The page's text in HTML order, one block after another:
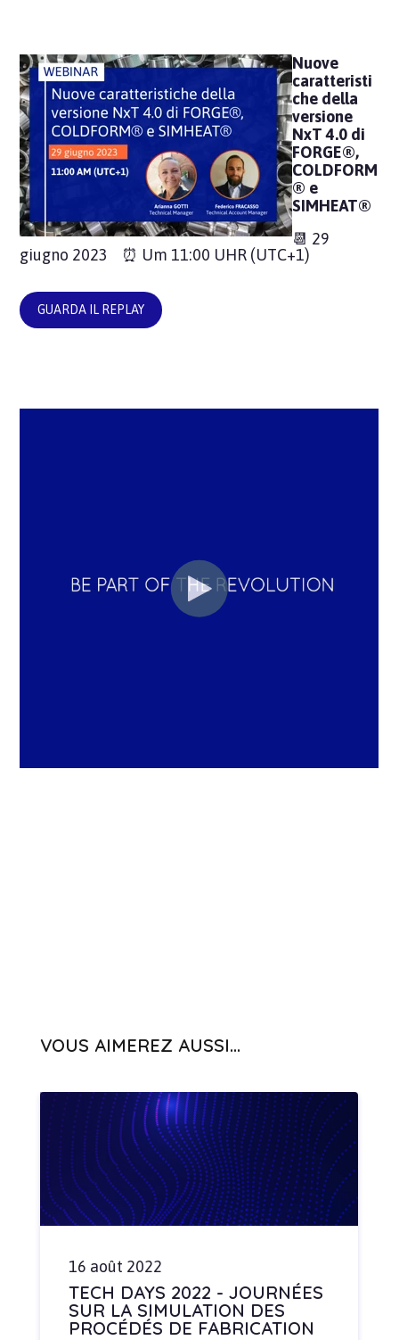
Nuove
caratteristi
che della
versione
NxT 4.0 di
FORGE®,
COLDFORM
® e
SIMHEAT®
📆 29
giugno 2023 ⏰ Um 11:00 UHR (UTC+1)
GUARDA IL REPLAY
VOUS AIMEREZ AUSSI...
16 août 2022
TECH DAYS 2022 - JOURNÉES
SUR LA SIMULATION DES
PROCÉDÉS DE FABRICATION